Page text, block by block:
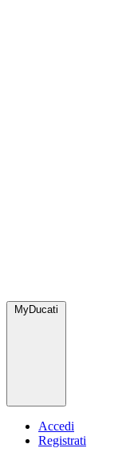
MyDucati
Accedi
Registrati